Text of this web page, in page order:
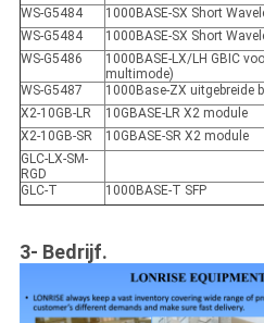
WS-G5484
1000BASE-SX Short
WS-G5484
1000BASE-SX Short
WS-G5486
1000BASE-LX/LH GBIC
multimode)
WS-G5487
1000Base-ZX uitgebreide
X2-10GB-LR
10GBASE-LR X2 module
X2-10GB-SR
10GBASE-SR X2 module
GLC-LX-SM-
RGD
GLC-T
1000BASE-T SFP
3- Bedrijf.